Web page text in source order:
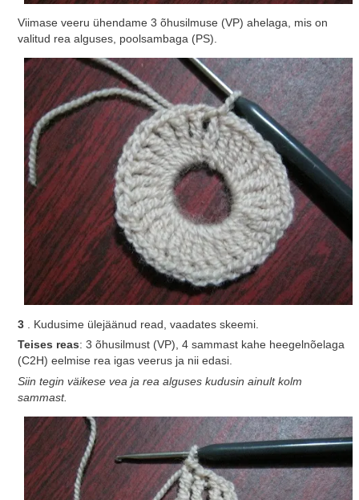
Viimase veeru ühendame 3 õhusilmuse (VP) ahelaga, mis on
valitud rea alguses, poolsambaga (PS).
3
. Kudusime ülejäänud read, vaadates skeemi.
Teises reas: 3 õhusilmust (VP), 4 sammast kahe heegelnõelaga
(С2Н) eelmise rea igas veerus ja nii edasi.
Siin tegin väikese vea ja rea ​​alguses kudusin ainult kolm
sammast.